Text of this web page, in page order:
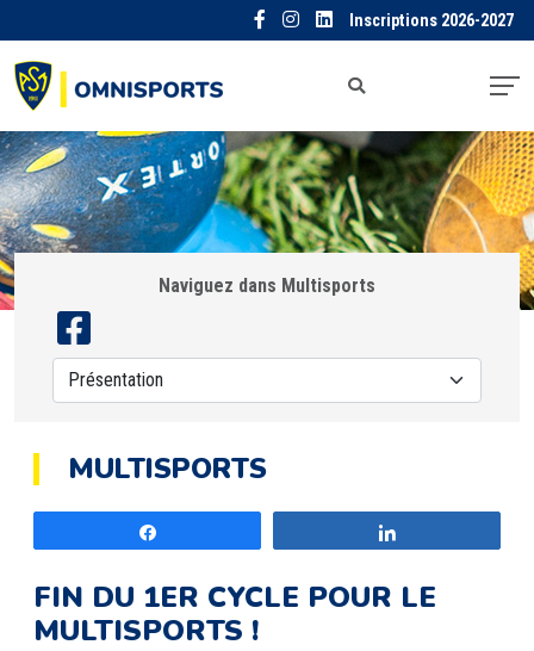
Inscriptions 2026-2027
Naviguez dans Multisports
MULTISPORTS
FIN DU 1ER CYCLE POUR LE
MULTISPORTS !